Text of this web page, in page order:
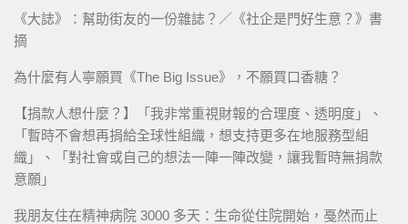
《大誌》：幫助街友的一份雜誌？／《社企是門好生意？》書
摘
為什麼有人寧願買《The Big Issue》，不願買口香糖？
【捐款人想什麼？】「我非常重視財報的合理度、透明度」、
「暫時不會想再捐給全球性組織，想支持更多在地服務型組
織」、「對社會或自己的想法一陣一陣改變，讓我暫時無捐款
意願」
我朋友住在精神病院 3000 多天：生命從住院開始，戞然而止